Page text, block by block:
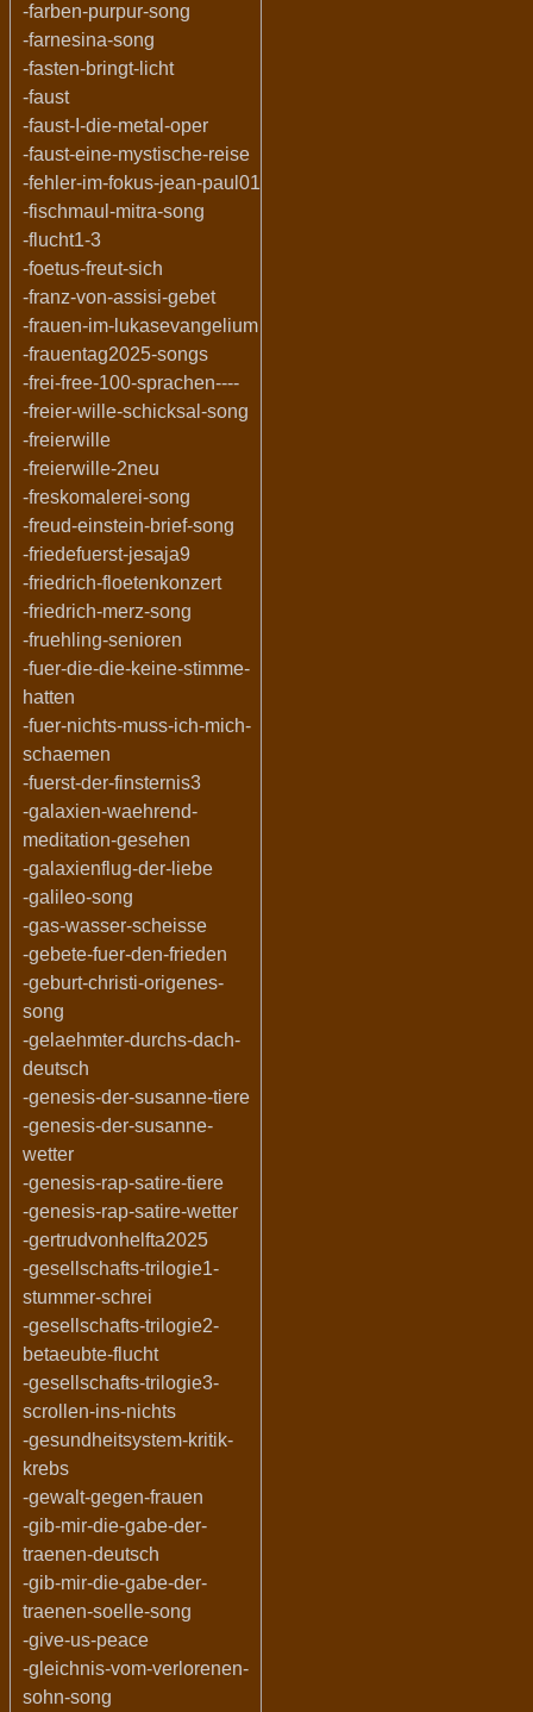
-farben-purpur-song
-farnesina-song
-fasten-bringt-licht
-faust
-faust-I-die-metal-oper
-faust-eine-mystische-reise
-fehler-im-fokus-jean-paul01
-fischmaul-mitra-song
-flucht1-3
-foetus-freut-sich
-franz-von-assisi-gebet
-frauen-im-lukasevangelium
-frauentag2025-songs
-frei-free-100-sprachen----
-freier-wille-schicksal-song
-freierwille
-freierwille-2neu
-freskomalerei-song
-freud-einstein-brief-song
-friedefuerst-jesaja9
-friedrich-floetenkonzert
-friedrich-merz-song
-fruehling-senioren
-fuer-die-die-keine-stimme-
hatten
-fuer-nichts-muss-ich-mich-
schaemen
-fuerst-der-finsternis3
-galaxien-waehrend-
meditation-gesehen
-galaxienflug-der-liebe
-galileo-song
-gas-wasser-scheisse
-gebete-fuer-den-frieden
-geburt-christi-origenes-
song
-gelaehmter-durchs-dach-
deutsch
-genesis-der-susanne-tiere
-genesis-der-susanne-
wetter
-genesis-rap-satire-tiere
-genesis-rap-satire-wetter
-gertrudvonhelfta2025
-gesellschafts-trilogie1-
stummer-schrei
-gesellschafts-trilogie2-
betaeubte-flucht
-gesellschafts-trilogie3-
scrollen-ins-nichts
-gesundheitsystem-kritik-
krebs
-gewalt-gegen-frauen
-gib-mir-die-gabe-der-
traenen-deutsch
-gib-mir-die-gabe-der-
traenen-soelle-song
-give-us-peace
-gleichnis-vom-verlorenen-
sohn-song